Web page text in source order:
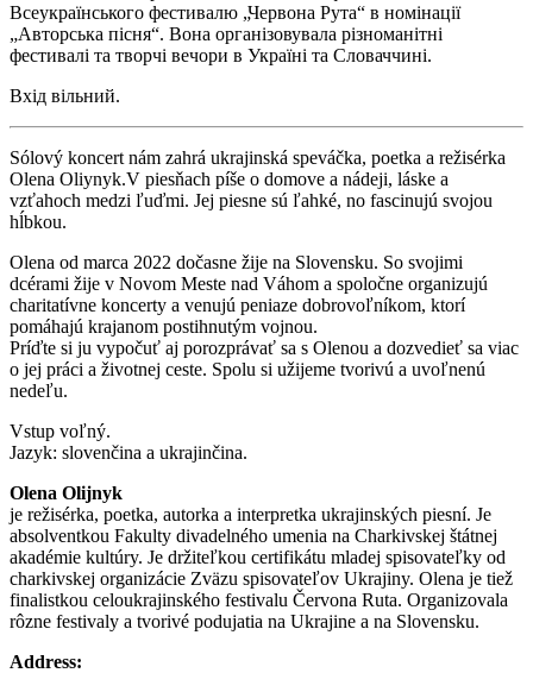
Всеукраїнського фестивалю „Червона Рута“ в номінації
„Авторська пісня“. Вона організовувала різноманітні
фестивалі та творчі вечори в Україні та Словаччині.
Вхід вільний.
Sólový koncert nám zahrá ukrajinská speváčka, poetka a režisérka
Olena Oliynyk.V piesňach píše o domove a nádeji, láske a
vzťahoch medzi ľuďmi. Jej piesne sú ľahké, no fascinujú svojou
hĺbkou.
Olena od marca 2022 dočasne žije na Slovensku. So svojimi
dcérami žije v Novom Meste nad Váhom a spoločne organizujú
charitatívne koncerty a venujú peniaze dobrovoľníkom, ktorí
pomáhajú krajanom postihnutým vojnou.
Príďte si ju vypočuť aj porozprávať sa s Olenou a dozvedieť sa viac
o jej práci a životnej ceste. Spolu si užijeme tvorivú a uvoľnenú
nedeľu.
Vstup voľný.
Jazyk: slovenčina a ukrajinčina.
Olena Olijnyk
je režisérka, poetka, autorka a interpretka ukrajinských piesní. Je
absolventkou Fakulty divadelného umenia na Charkivskej štátnej
akadémie kultúry. Je držiteľkou certifikátu mladej spisovateľky od
charkivskej organizácie Zväzu spisovateľov Ukrajiny. Olena je tiež
finalistkou celoukrajinského festivalu Červona Ruta. Organizovala
rôzne festivaly a tvorivé podujatia na Ukrajine a na Slovensku.
Address: